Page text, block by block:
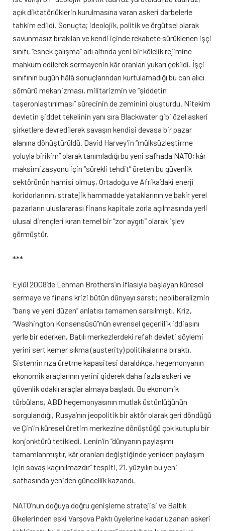
açık diktatörlüklerin kurulmasına varan askeri darbelerle
tahkim edildi. Sonuçta; ideolojik, politik ve örgütsel olarak
savunmasız bırakılan ve kendi içinde rekabete sürüklenen işçi
sınıfı, “esnek çalışma” adı altında yeni bir kölelik rejimine
mahkum edilerek sermayenin kâr oranları yukarı çekildi. İşçi
sınıfının bugün hâlâ sonuçlarından kurtulamadığı bu can alıcı
sömürü mekanizması, militarizmin ve “şiddetin
taşeronlaştırılması” sürecinin de zeminini oluşturdu. Nitekim
devletin şiddet tekelinin yanı sıra Blackwater gibi özel askeri
şirketlere devredilerek savaşın kendisi devasa bir pazar
alanına dönüştürüldü. David Harvey’in “mülksüzleştirme
yoluyla birikim” olarak tanımladığı bu yeni safhada NATO; kâr
maksimizasyonu için “sürekli tehdit” üreten bu güvenlik
sektörünün hamisi olmuş, Ortadoğu ve Afrika’daki enerji
koridorlarının, stratejik hammadde yataklarının ve bakir yerel
pazarların uluslararası finans kapitale zorla açılmasında yerli
ulusal dirençleri kıran temel bir “zor aygıtı” olarak işlev
görmüştür.
***
Eylül 2008’de Lehman Brothers’ın iflasıyla başlayan küresel
sermaye ve finans krizi bütün dünyayı sarstı; neoliberalizmin
“barış ve yeni düzen” anlatısı tamamen sarsılmıştı. Kriz,
“Washington Konsensüsü”nün evrensel geçerlilik iddiasını
yerle bir ederken, Batılı merkezlerdeki refah devleti söylemi
yerini sert kemer sıkma (austerity) politikalarına bıraktı.
Sistemin rıza üretme kapasitesi daraldıkça, hegemonyanın
ekonomik araçlarının yerini giderek daha fazla askeri ve
güvenlik odaklı araçlar almaya başladı. Bu ekonomik
türbülans, ABD hegemonyasının mutlak üstünlüğünün
sorgulandığı, Rusya’nın jeopolitik bir aktör olarak geri döndüğü
ve Çin’in küresel üretim merkezine dönüştüğü çok kutuplu bir
konjonktürü tetikledi. Lenin’in “dünyanın paylaşımı
tamamlanmıştır, kâr oranları değiştiğinde yeniden paylaşım
için savaş kaçınılmazdır” tespiti, 21. yüzyılın bu yeni
safhasında yeniden güncellik kazandı.
NATO’nun doğuya doğru genişleme stratejisi ve Baltık
ülkelerinden eski Varşova Paktı üyelerine kadar uzanan askeri